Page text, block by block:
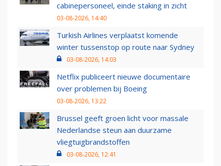
cabinepersoneel, einde staking in zicht
03-08-2026, 14:40
Turkish Airlines verplaatst komende
winter tussenstop op route naar Sydney
03-08-2026, 14:03
Netflix publiceert nieuwe documentaire
over problemen bij Boeing
03-08-2026, 13:22
Brussel geeft groen licht voor massale
Nederlandse steun aan duurzame
vliegtuigbrandstoffen
03-08-2026, 12:41